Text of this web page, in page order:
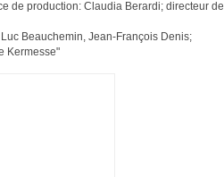
de production: Claudia Berardi; directeur de
Beauchemin, Jean-François Denis;
Kermesse"